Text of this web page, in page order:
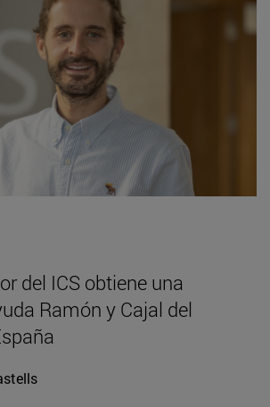
del ICS obtiene una
Ramón y Cajal del